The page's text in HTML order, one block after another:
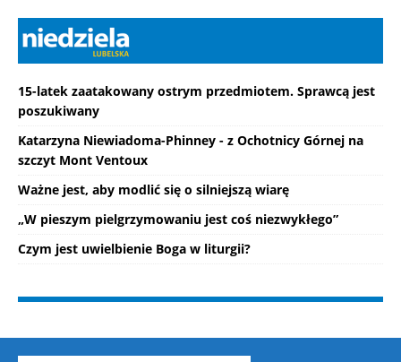
15-latek zaatakowany ostrym przedmiotem. Sprawcą jest
poszukiwany
Katarzyna Niewiadoma-Phinney - z Ochotnicy Górnej na
szczyt Mont Ventoux
Ważne jest, aby modlić się o silniejszą wiarę
„W pieszym pielgrzymowaniu jest coś niezwykłego”
Czym jest uwielbienie Boga w liturgii?